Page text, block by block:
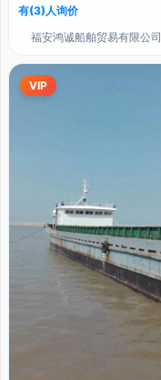
有(3)人询价
福安鸿诚船舶贸易有限公司
VIP